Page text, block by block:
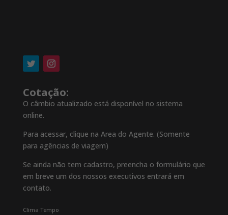
Cotação:
O câmbio atualizado está disponível no sistema
online.
Para acessar, clique na Area do Agente. (Somente
para agências de viagem)
Se ainda não tem cadastro, preencha o formulário que
em breve um dos nossos executivos entrará em
contato.
Clima Tempo